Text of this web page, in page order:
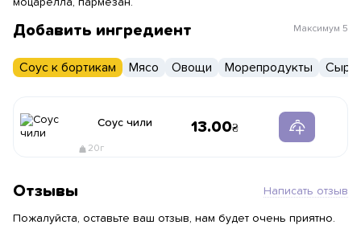
моцарелла, пармезан.
Добавить ингредиент Максимум 5
Соус к бортикам Мясо Овощи Морепродукты Сыры
Соус чили
20г
13.00
Отзывы Написать отзыв
Пожалуйста, оставьте ваш отзыв, нам будет очень приятно.